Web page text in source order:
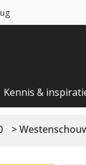
Kennis &
>